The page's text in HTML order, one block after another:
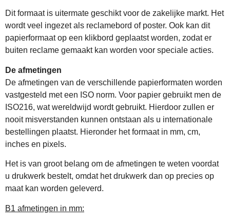
Dit formaat is uitermate geschikt voor de zakelijke markt. Het
wordt veel ingezet als reclamebord of poster. Ook kan dit
papierformaat op een klikbord geplaatst worden, zodat er
buiten reclame gemaakt kan worden voor speciale acties.
De afmetingen
De afmetingen van de verschillende papierformaten worden
vastgesteld met een ISO norm. Voor papier gebruikt men de
ISO216, wat wereldwijd wordt gebruikt. Hierdoor zullen er
nooit misverstanden kunnen ontstaan als u internationale
bestellingen plaatst. Hieronder het formaat in mm, cm,
inches en pixels.
Het is van groot belang om de afmetingen te weten voordat
u drukwerk bestelt, omdat het drukwerk dan op precies op
maat kan worden geleverd.
B1 afmetingen in mm: